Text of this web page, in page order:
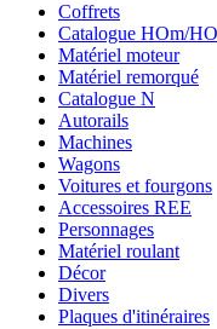
Coffrets
Catalogue HOm/
Matériel moteur
Matériel remorqué
Catalogue N
Autorails
Machines
Wagons
Voitures et fourgons
Accessoires REE
Personnages
Matériel roulant
Décor
Divers
Plaques d'itinéraires